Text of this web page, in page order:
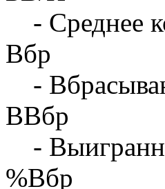
- Среднее
Вбр
-
ВВбр
-
%Вбр